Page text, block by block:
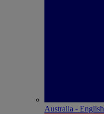
Australia - English